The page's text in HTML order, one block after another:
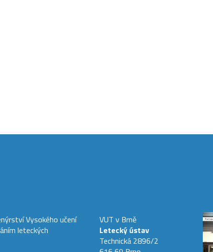
Vysokého učení
leteckých
VUT v Brně
Letecký ústav
Technická 2896/2